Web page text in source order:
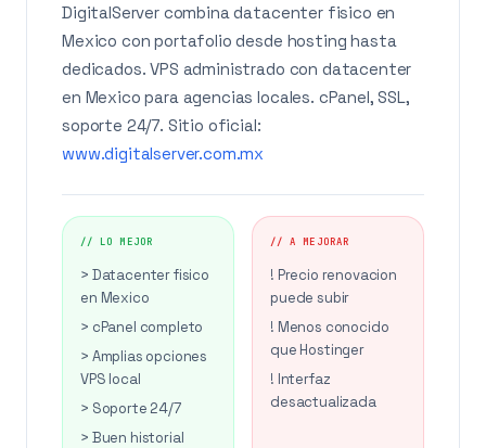
DigitalServer combina datacenter fisico en
Mexico con portafolio desde hosting hasta
dedicados. VPS administrado con datacenter
en Mexico para agencias locales. cPanel, SSL,
soporte 24/7. Sitio oficial:
www.digitalserver.com.mx
// LO MEJOR
> Datacenter fisico
en Mexico
> cPanel completo
> Amplias opciones
VPS local
> Soporte 24/7
> Buen historial
// A MEJORAR
! Precio renovacion
puede subir
! Menos conocido
que Hostinger
! Interfaz
desactualizada